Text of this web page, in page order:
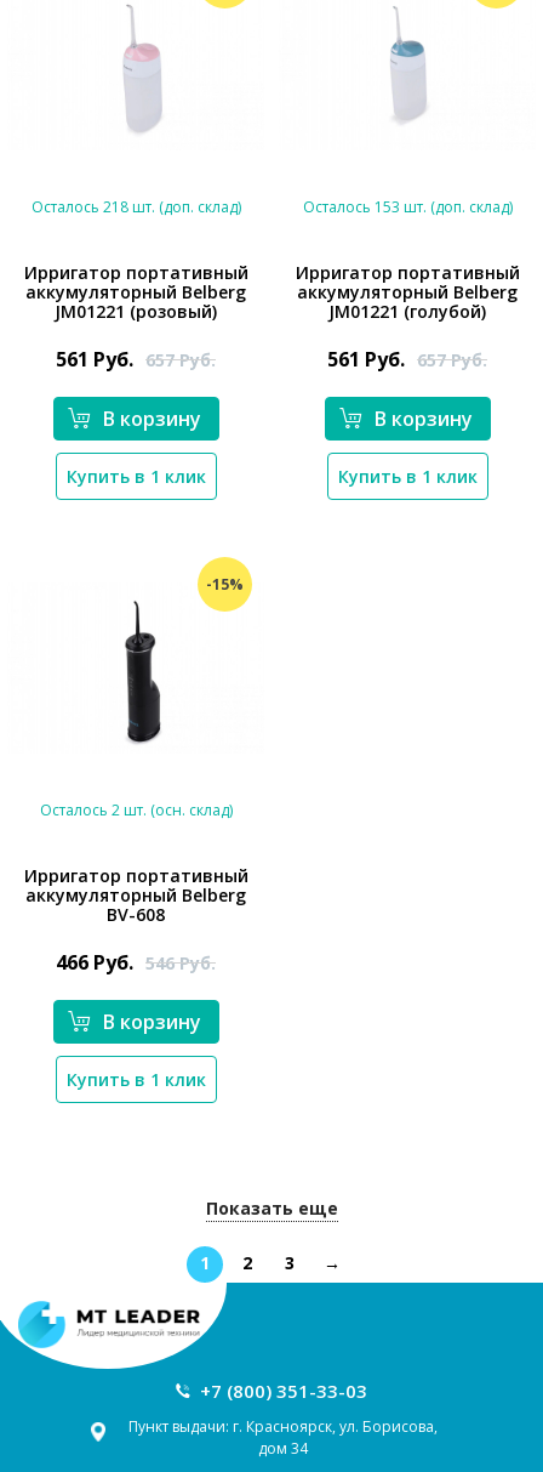
*}
Осталось 218 шт. (доп. склад)
Ирригатор портативный
аккумуляторный Belberg
JM01221 (розовый)
561 Руб. 657Руб.
В корзину
Купить в 1 клик
*}
Осталось 153 шт. (доп. склад)
Ирригатор портативный
аккумуляторный Belberg
JM01221 (голубой)
561 Руб. 657Руб.
В корзину
Купить в 1 клик
-15%
*}
Осталось 2 шт. (осн. склад)
Ирригатор портативный
аккумуляторный Belberg
BV-608
466 Руб. 546Руб.
В корзину
Купить в 1 клик
Показать еще
1 2 3 →
+7 (800) 351-33-03
Пункт выдачи: г. Красноярск, ул. Борисова,
дом 34